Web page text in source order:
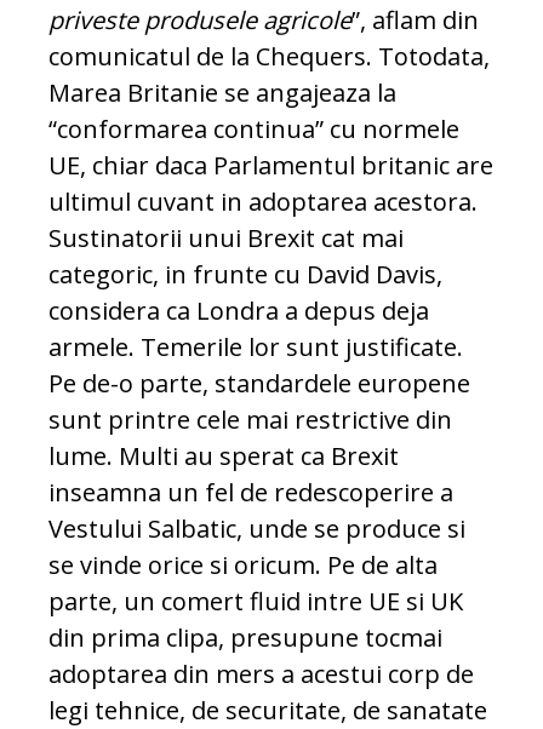
priveste produsele agricole”, aflam din
comunicatul de la Chequers. Totodata,
Marea Britanie se angajeaza la
“conformarea continua” cu normele
UE, chiar daca Parlamentul britanic are
ultimul cuvant in adoptarea acestora.
Sustinatorii unui Brexit cat mai
categoric, in frunte cu David Davis,
considera ca Londra a depus deja
armele. Temerile lor sunt justificate.
Pe de-o parte, standardele europene
sunt printre cele mai restrictive din
lume. Multi au sperat ca Brexit
inseamna un fel de redescoperire a
Vestului Salbatic, unde se produce si
se vinde orice si oricum. Pe de alta
parte, un comert fluid intre UE si UK
din prima clipa, presupune tocmai
adoptarea din mers a acestui corp de
legi tehnice, de securitate, de sanatate